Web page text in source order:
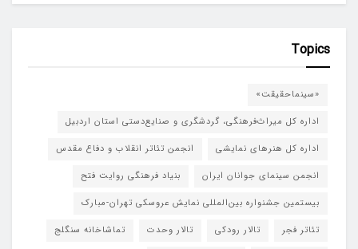
Topics
«سینماحقیقت»
اداره کل میراث‌فرهنگی، گردشگری و صنایع‌دستی استان اردبیل
اداره کل هنرهای نمایشی
انجمن تئاتر انقلاب و دفاع مقدس
انجمن سینمای جوانان ایران
بنیاد فرهنگی روایت فتح
بیستمین جشنواره بین‌المللی نمایش عروسکی تهران-مبارک
تئاتر فجر
تالار رودکی تالار وحدت
تماشاخانه سنگلج